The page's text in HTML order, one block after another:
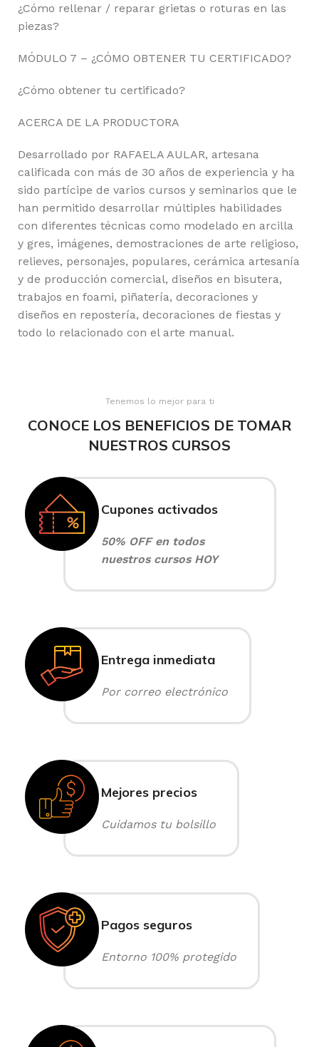
¿Cómo rellenar / reparar grietas o roturas en las
piezas?
MÓDULO 7 – ¿CÓMO OBTENER TU CERTIFICADO?
¿Cómo obtener tu certificado?
ACERCA DE LA PRODUCTORA
Desarrollado por RAFAELA AULAR, artesana
calificada con más de 30 años de experiencia y ha
sido partícipe de varios cursos y seminarios que le
han permitido desarrollar múltiples habilidades
con diferentes técnicas como modelado en arcilla
y gres, imágenes, demostraciones de arte religioso,
relieves, personajes, populares, cerámica artesanía
y de producción comercial, diseños en bisutera,
trabajos en foami, piñatería, decoraciones y
diseños en repostería, decoraciones de fiestas y
todo lo relacionado con el arte manual.
Tenemos lo mejor para ti
CONOCE LOS BENEFICIOS DE TOMAR
NUESTROS CURSOS
Cupones activados
50% OFF en todos
nuestros cursos HOY
Entrega inmediata
Por correo electrónico
Mejores precios
Cuidamos tu bolsillo
Pagos seguros
Entorno 100% protegido